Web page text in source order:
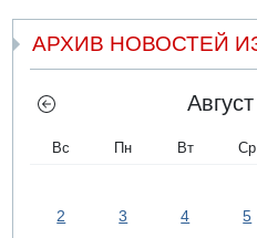
АРХИВ НОВОСТЕЙ
Вс Пн Вт Ср
2
3 4 5